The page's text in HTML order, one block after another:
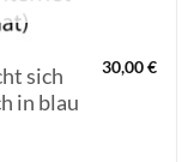
sich
in blau
30,00€